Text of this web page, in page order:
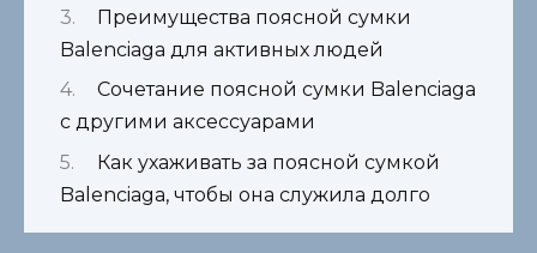
Преимущества поясной сумки
Balenciaga для активных людей
Сочетание поясной сумки Balenciaga
с другими аксессуарами
Как ухаживать за поясной сумкой
Balenciaga, чтобы она служила долго